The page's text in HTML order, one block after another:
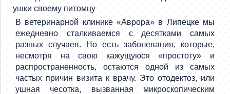
В ветеринарной клинике «Аврора» в Липецке мы
ежедневно сталкиваемся с десятками самых
разных случаев. Но есть заболевания, которые,
несмотря на свою кажущуюся «простоту» и
распространенность, остаются одной из самых
частых причин визита к врачу. Это отодектоз, или
ушная чесотка, вызванная микроскопическим